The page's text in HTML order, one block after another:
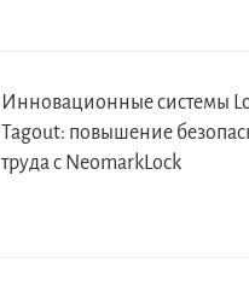
Инновационные системы
Tagout: повышение
труда с NeomarkLock